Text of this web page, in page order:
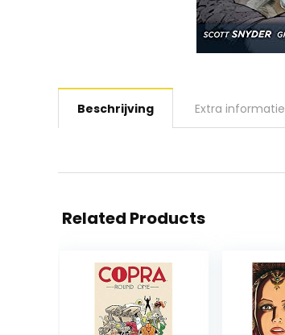
Beschrijving Extra informatie
Related Products